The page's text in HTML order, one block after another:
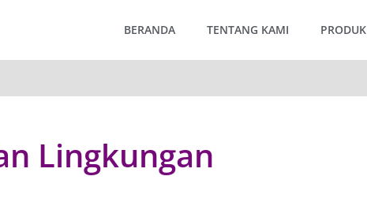
BERANDA TENTANG KAMI PRODUK
Lingkungan